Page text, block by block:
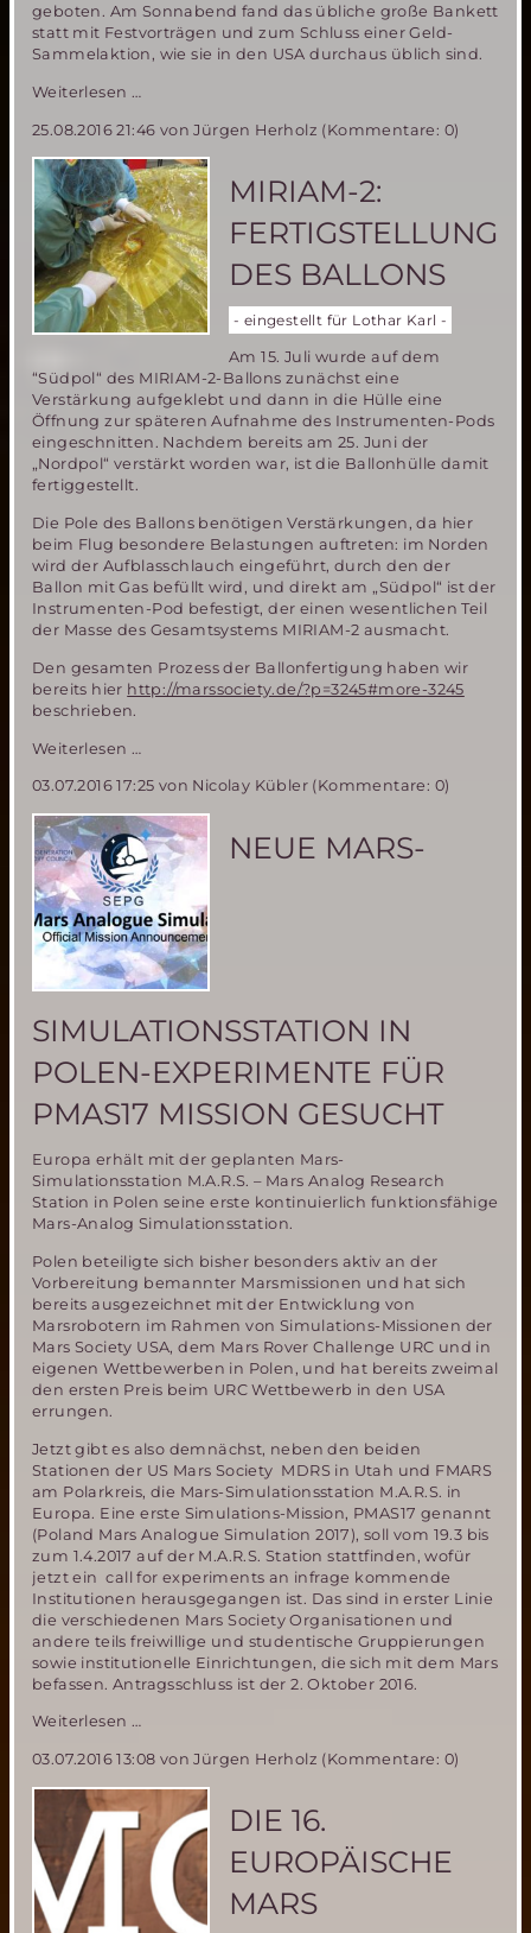
geboten. Am Sonnabend fand das übliche große Bankett
statt mit Festvorträgen und zum Schluss einer Geld-
Sammelaktion, wie sie in den USA durchaus üblich sind.
Weiterlesen …
der
Marserkundung-
die
19.Mars
Society
Konferenz
in
Washington
25.08.2016 21:46 von Jürgen Herholz (Kommentare: 0)
MIRIAM-2:
FERTIGSTELLUNG
DES BALLONS
- eingestellt für Lothar Karl -
Am 15. Juli wurde auf dem
“Südpol“ des MIRIAM-2-Ballons zunächst eine
Verstärkung aufgeklebt und dann in die Hülle eine
Öffnung zur späteren Aufnahme des Instrumenten-Pods
eingeschnitten. Nachdem bereits am 25. Juni der
„Nordpol“ verstärkt worden war, ist die Ballonhülle damit
fertiggestellt.
Die Pole des Ballons benötigen Verstärkungen, da hier
beim Flug besondere Belastungen auftreten: im Norden
wird der Aufblasschlauch eingeführt, durch den der
Ballon mit Gas befüllt wird, und direkt am „Südpol“ ist der
Instrumenten-Pod befestigt, der einen wesentlichen Teil
der Masse des Gesamtsystems MIRIAM-2 ausmacht.
Den gesamten Prozess der Ballonfertigung haben wir
bereits hier http://marssociety.de/?p=3245#more-3245
beschrieben.
Weiterlesen …
Fertigstellung
des
Ballons
03.07.2016 17:25 von Nicolay Kübler (Kommentare: 0)
NEUE MARS-
SIMULATIONSSTATION IN
POLEN-EXPERIMENTE FÜR
PMAS17 MISSION GESUCHT
Europa erhält mit der geplanten Mars-
Simulationsstation M.A.R.S. – Mars Analog Research
Station in Polen seine erste kontinuierlich funktionsfähige
Mars-Analog Simulationsstation.
Polen beteiligte sich bisher besonders aktiv an der
Vorbereitung bemannter Marsmissionen und hat sich
bereits ausgezeichnet mit der Entwicklung von
Marsrobotern im Rahmen von Simulations-Missionen der
Mars Society USA, dem Mars Rover Challenge URC und in
eigenen Wettbewerben in Polen, und hat bereits zweimal
den ersten Preis beim URC Wettbewerb in den USA
errungen.
Jetzt gibt es also demnächst, neben den beiden
Stationen der US Mars Society MDRS in Utah und FMARS
am Polarkreis, die Mars-Simulationsstation M.A.R.S. in
Europa. Eine erste Simulations-Mission, PMAS17 genannt
(Poland Mars Analogue Simulation 2017), soll vom 19.3 bis
zum 1.4.2017 auf der M.A.R.S. Station stattfinden, wofür
jetzt ein call for experiments an infrage kommende
Institutionen herausgegangen ist. Das sind in erster Linie
die verschiedenen Mars Society Organisationen und
andere teils freiwillige und studentische Gruppierungen
sowie institutionelle Einrichtungen, die sich mit dem Mars
befassen. Antragsschluss ist der 2. Oktober 2016.
Weiterlesen …
Simulationsstation
in
Polen-
Experimente
für
PMAS17
Mission
gesucht
03.07.2016 13:08 von Jürgen Herholz (Kommentare: 0)
DIE 16.
EUROPÄISCHE
MARS